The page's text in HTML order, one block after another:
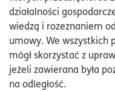
działalności
wiedzą i rozeznaniem
umowy. We wszystkich
mógł skorzystać z
jeżeli zawierana była
na odległość.